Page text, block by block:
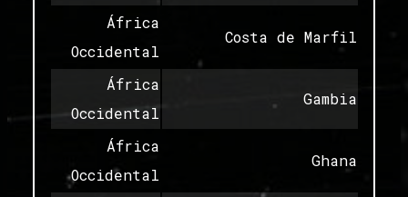
Costa de Marfil
África
Occidental
Gambia
África
Occidental
Ghana
África
Occidental